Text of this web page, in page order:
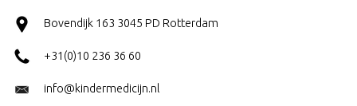
Bovendijk 163 3045 PD Rotterdam
+31(0)10 236 36 60
info@kindermedicijn.nl